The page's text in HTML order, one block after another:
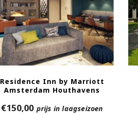
Residence Inn by Marriott
Amsterdam Houthavens
€150,00 prijs in laagseizoen